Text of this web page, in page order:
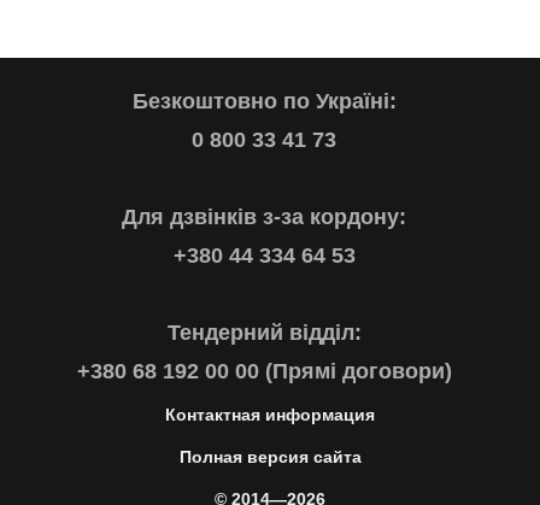
Безкоштовно по Україні:
0 800 33 41 73
Для дзвінків з-за кордону:
+380 44 334 64 53
Тендерний відділ:
+380 68 192 00 00 (Прямі договори)
Контактная информация
Полная версия сайта
© 2014—2026